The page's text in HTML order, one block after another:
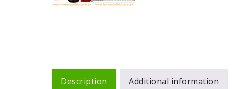
Description Additional information